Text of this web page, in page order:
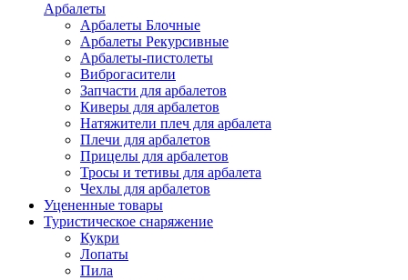
Арбалеты
Арбалеты Блочные
Арбалеты Рекурсивные
Арбалеты-пистолеты
Виброгасители
Запчасти для арбалетов
Киверы для арбалетов
Натяжители плеч для арбалета
Плечи для арбалетов
Прицелы для арбалетов
Тросы и тетивы для арбалета
Чехлы для арбалетов
Уцененные товары
Туристическое снаряжение
Кукри
Лопаты
Пила